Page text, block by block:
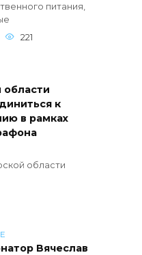
питания,
221
к
в рамках
области
Вячеслав